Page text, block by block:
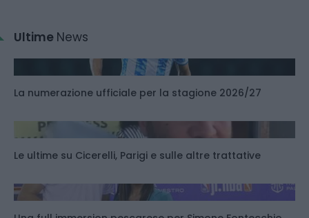
Ultime News
La numerazione ufficiale per la stagione 2026/27
Le ultime su Cicerelli, Parigi e sulle altre trattative